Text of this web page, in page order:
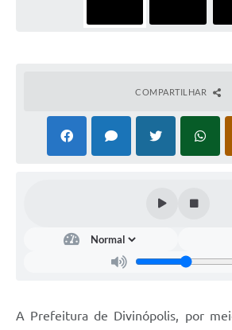
COMPARTILHAR
A Prefeitura de Divinópolis, por